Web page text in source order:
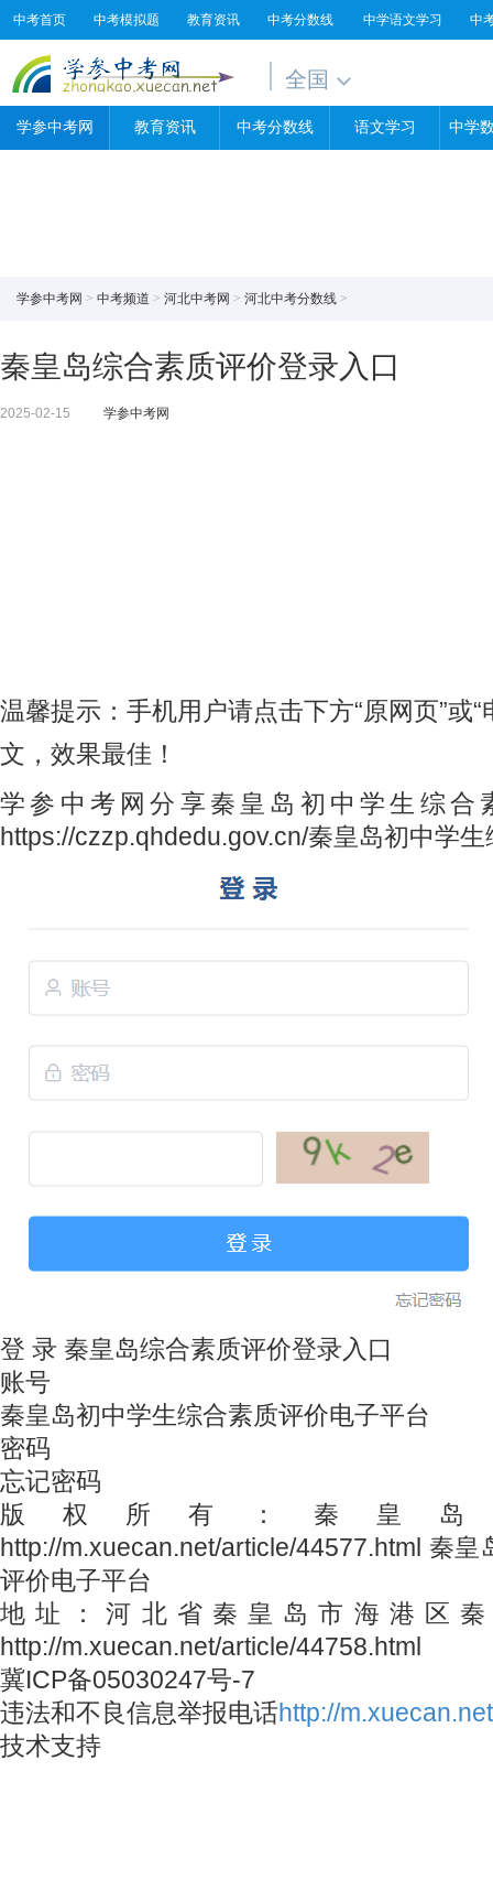
中考首页 中考模拟题 教育资讯 中考分数线 中学语文学习 中
全国
学参中考网 教育资讯 中考分数线 语文学习 中学
学参中考网 > 中考频道 > 河北中考网 > 河北中考分数线 >
秦皇岛综合素质评价登录入口
2025-02-15 学参中考网
温馨提示：手机用户请点击下方“原网页”或“
文，效果最佳！
学参中考网分享秦皇岛初中学生综合
https://czzp.qhdedu.gov.cn/秦皇岛初中学
登 录 秦皇岛综合素质评价登录入口
账号
秦皇岛初中学生综合素质评价电子平台
密码
忘记密码
版权所有：秦皇岛
http://m.xuecan.net/article/44577.html 秦
评价电子平台
地址：河北省秦皇岛市海港区
http://m.xuecan.net/article/44758.html
冀ICP备05030247号-7
违法和不良信息举报电话http://
技术支持